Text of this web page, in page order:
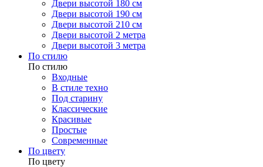
Двери высотой 180 см
Двери высотой 190 см
Двери высотой 210 см
Двери высотой 2 метра
Двери высотой 3 метра
По стилю
По стилю
Входные
В стиле техно
Под старину
Классические
Красивые
Простые
Современные
По цвету
По цвету